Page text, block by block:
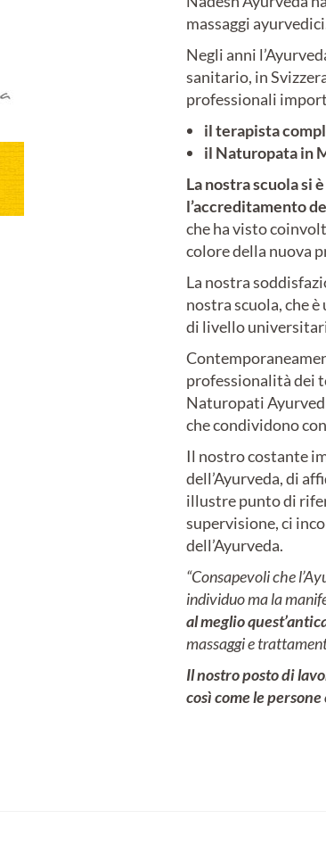
massaggi
Negli anni
sanitario, in
professionali
il terapista
il Naturopata in
La nostra scuola si
l’accreditamento
che ha visto
colore della nuova
La nostra
nostra scuola, che
di livello
professionalità dei
Naturopati
che condividono
Il nostro costante
dell’Ayurveda, di
illustre punto di
supervisione, ci
dell’Ayurveda.
“Consapevoli che
individuo ma la
al meglio
massaggi e
Il nostro posto di
così come le